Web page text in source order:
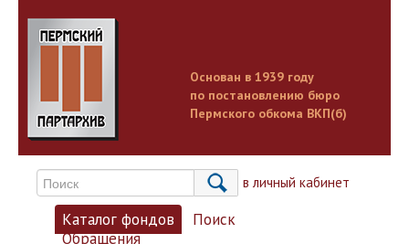
Основан в 1939 году
по постановлению бюро
Пермского обкома ВКП(б)
Вход в личный кабинет
Каталог фондов
Поиск
Обращения